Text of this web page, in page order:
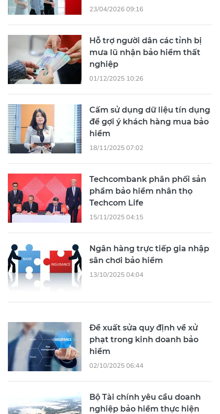
23/04/2026 09:16
Hỗ trợ người dân các tỉnh bị
mưa lũ nhận bảo hiểm thất
nghiệp
01/12/2025 10:26
Cấm sử dụng dữ liệu tín dụng
để gợi ý khách hàng mua bảo
hiểm
18/11/2025 07:02
Techcombank phân phối sản
phẩm bảo hiểm nhân thọ
Techcom Life
15/11/2025 04:15
Ngân hàng trực tiếp gia nhập
sân chơi bảo hiểm
13/10/2025 04:04
Đề xuất sửa quy định về xử
phạt trong kinh doanh bảo
hiểm
02/10/2025 06:44
Bộ Tài chính yêu cầu doanh
nghiệp bảo hiểm thực hiện